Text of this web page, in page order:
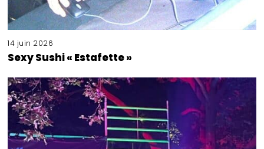
14 juin 2026
Sexy Sushi « Estafette »